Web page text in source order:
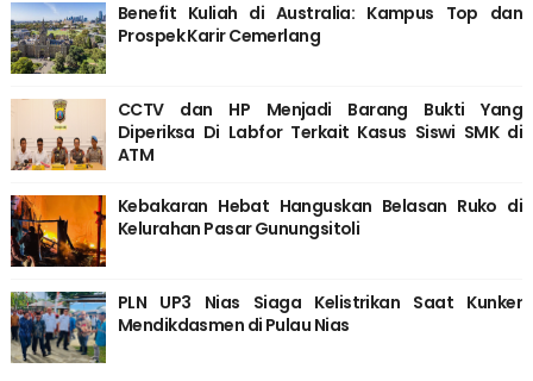
Benefit Kuliah di Australia: Kampus Top dan
Prospek Karir Cemerlang
CCTV dan HP Menjadi Barang Bukti Yang
Diperiksa Di Labfor Terkait Kasus Siswi SMK di
ATM
Kebakaran Hebat Hanguskan Belasan Ruko di
Kelurahan Pasar Gunungsitoli
PLN UP3 Nias Siaga Kelistrikan Saat Kunker
Mendikdasmen di Pulau Nias